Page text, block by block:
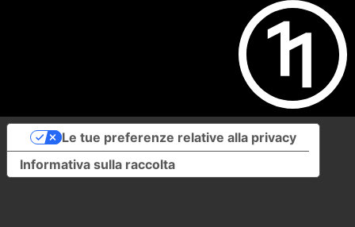
Informativa sulla raccolta
Le tue preferenze relative alla privacy